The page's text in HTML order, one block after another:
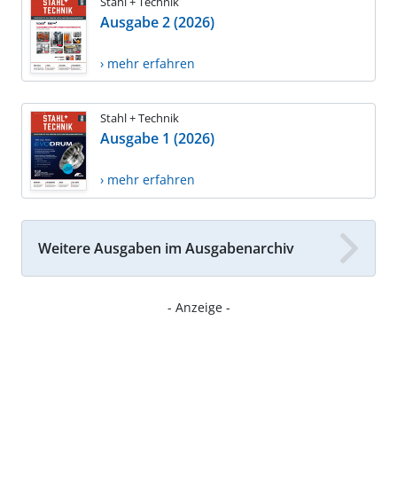
Ausgabe 2 (2026)
› mehr erfahren
Stahl + Technik
Ausgabe 1 (2026)
› mehr erfahren
Weitere Ausgaben im Ausgabenarchiv
- Anzeige -